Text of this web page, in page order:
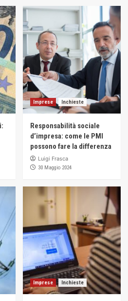
ci costa caro
Giuridica Societaria delle
dei CAF e Patronato, riferimento
alternativi: come le PMI possono
Brexit sull’UE
ci costa caro
Imprese Inchieste
Responsabilità sociale
d’impresa: come le PMI
possono fare la differenza
Luigi Frasca
30 Maggio 2024
Imprese Inchieste